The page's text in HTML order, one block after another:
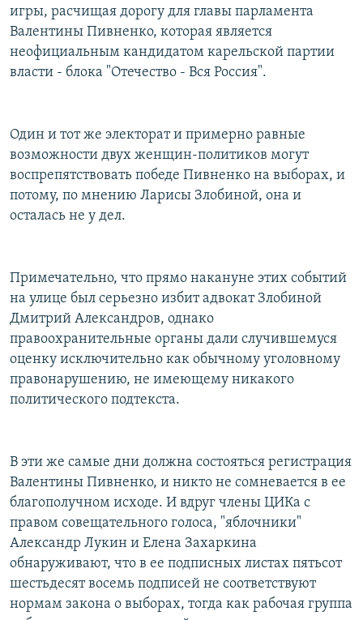
игры, расчищая дорогу для главы парламента
Валентины Пивненко, которая является
неофициальным кандидатом карельской партии
власти - блока "Отечество - Вся Россия".
Один и тот же электорат и примерно равные
возможности двух женщин-политиков могут
воспрепятствовать победе Пивненко на выборах, и
потому, по мнению Ларисы Злобиной, она и
осталась не у дел.
Примечательно, что прямо накануне этих событий
на улице был серьезно избит адвокат Злобиной
Дмитрий Александров, однако
правоохранительные органы дали случившемуся
оценку исключительно как обычному уголовному
правонарушению, не имеющему никакого
политического подтекста.
В эти же самые дни должна состояться регистрация
Валентины Пивненко, и никто не сомневается в ее
благополучном исходе. И вдруг члены ЦИКа с
правом совещательного голоса, "яблочники"
Александр Лукин и Елена Захаркина
обнаруживают, что в ее подписных листах пятьсот
шестьдесят восемь подписей не соответствуют
нормам закона о выборах, тогда как рабочая группа